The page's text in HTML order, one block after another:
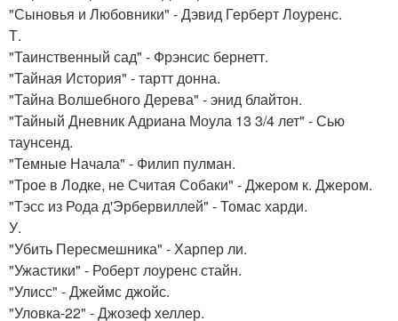
"Сыновья и Любовники" - Дэвид Герберт Лоуренс.
Т.
"Таинственный сад" - Фрэнсис бернетт.
"Тайная История" - тартт донна.
"Тайна Волшебного Дерева" - энид блайтон.
"Тайный Дневник Адриана Моула 13 3/4 лет" - Сью
таунсенд.
"Темные Начала" - Филип пулман.
"Трое в Лодке, не Считая Собаки" - Джером к. Джером.
"Тэсс из Рода д'Эрбервиллей" - Томас харди.
У.
"Убить Пересмешника" - Харпер ли.
"Ужастики" - Роберт лоуренс стайн.
"Улисс" - Джеймс джойс.
"Уловка-22" - Джозеф хеллер.